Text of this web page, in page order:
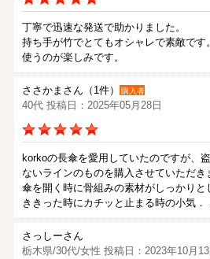
丁寧で迅速な発送で助かりました。
持ち手が竹でとてもオシャレで素敵です。
使うのが楽しみです。
ささかまさん（1件） 購入者
40代 投稿日：2025年05月28日
korkoの長傘を愛用していたのですが、
ないラインのものを購入させていただき
傘を開く時に骨組みの素材がしっかりと
ききった時にカチッと止まる時の小気．
さっしーさん
栃木県/30代/女性 投稿日：2023年10月13